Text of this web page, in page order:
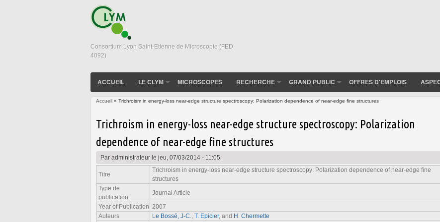
Consortium Lyon Saint-Etienne de Microscopie (FED
4092)
ACCUEIL LE CLYM MICROSCOPES RECHERCHE GRAND PUBLIC OFFRES D'EMPLOIS
Accueil » Trichroism in energy-loss near-edge structure spectroscopy: Polarization dependence of near-edge fine structures
Trichroism in energy-loss near-edge structure spectroscopy: Polarization
dependence of near-edge fine structures
Paradministrateurle jeu, 07/03/2014 - 11:05
Titre
Trichroism in energy-loss near-edge structure spectroscopy: Polarization dependence of near-edge fine
structures
Type de
publication
Journal Article
Year of Publication 2007
Auteurs
Le Bossé, J-C. T. Epicier, and H. Chermette